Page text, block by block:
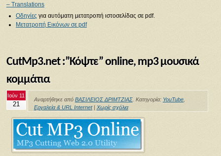
– Translations
Οδηγίες για αυτόματη μετατροπή ιστοσελίδας σε pdf.
Μετατροπή Εικόνων σε pdf
CutMp3.net :”Κόψτε” online, mp3 μουσικά
κομμάτια
Ιούν 11
21
Αναρτήθηκε από ΒΑΣΙΛΕΙΟΣ ΔΡΙΜΤΖΙΑΣ. Κατηγορία: YouTube,
Εργαλεία & URL Internet| Χωρίς σχόλια